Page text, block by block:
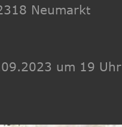
Neumarkt
um 19 Uhr